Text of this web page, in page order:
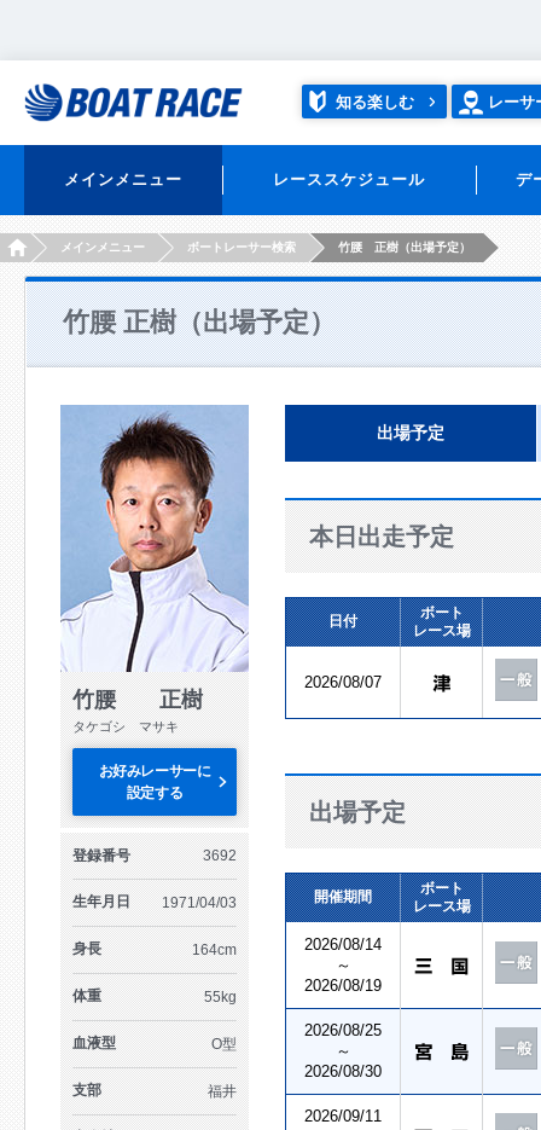
知る楽しむ レーサ
メインメニュー レーススケジュール デ
HOMEメインメニュー ボートレーサー検索 竹腰 正樹（出場予定）
竹腰 正樹（出場予定）
竹腰 正樹
タケゴシ マサキ
お好みレーサーに
設定する
登録番号 3692
生年月日 1971/04/03
身長 164cm
体重 55kg
血液型 O型
支部 福井
出場予定
本日出走予定
日付
ボート
レース場
2026/08/07
出場予定
開催期間
ボート
レース場
2026/08/14
～
2026/08/19
2026/08/25
～
2026/08/30
2026/09/11